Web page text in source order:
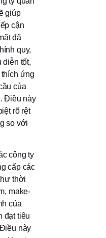
giúp
cận
đã
quy,
diễn tốt,
ứng
của
Điều này
rõ rệt
so với
công ty
cấp các
thời
make-
của
đạt tiêu
này